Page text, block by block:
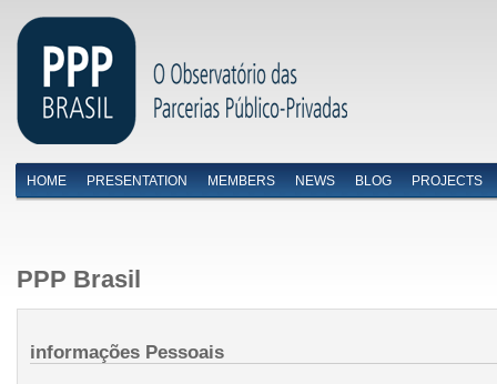
Menu primário
HOME PRESENTATION MEMBERS NEWS BLOG PROJECTS
PPP Brasil
informações Pessoais